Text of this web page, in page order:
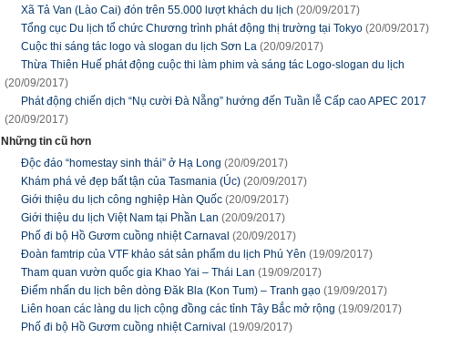
Xã Tả Van (Lào Cai) đón trên 55.000 lượt khách du lịch (20/09/2017)
Tổng cục Du lịch tổ chức Chương trình phát động thị trường tại Tokyo (20/09/2017)
Cuộc thi sáng tác logo và slogan du lịch Sơn La (20/09/2017)
Thừa Thiên Huế phát động cuộc thi làm phim và sáng tác Logo-slogan du lịch
(20/09/2017)
Phát động chiến dịch “Nụ cười Đà Nẵng” hướng đến Tuần lễ Cấp cao APEC 2017
(20/09/2017)
Những tin cũ hơn
Độc đáo “homestay sinh thái” ở Hạ Long (20/09/2017)
Khám phá vẻ đẹp bất tận của Tasmania (Úc) (20/09/2017)
Giới thiệu du lịch công nghiệp Hàn Quốc (20/09/2017)
Giới thiệu du lịch Việt Nam tại Phần Lan (20/09/2017)
Phố đi bộ Hồ Gươm cuồng nhiệt Carnaval (20/09/2017)
Đoàn famtrip của VTF khảo sát sản phẩm du lịch Phú Yên (19/09/2017)
Tham quan vườn quốc gia Khao Yai – Thái Lan (19/09/2017)
Điểm nhấn du lịch bên dòng Đăk Bla (Kon Tum) – Tranh gạo (19/09/2017)
Liên hoan các làng du lịch cộng đồng các tỉnh Tây Bắc mở rộng (19/09/2017)
Phố đi bộ Hồ Gươm cuồng nhiệt Carnival (19/09/2017)